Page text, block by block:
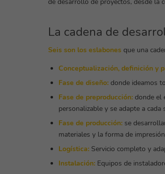
La cadena de
Seis son los eslabonesque una
Conceptualización, definición y
Fase de diseño:donde ideamos
Fase de preproducción:donde el
personalizable y se adapte a cada
Fase de producción:se
materiales y la forma de
Logística:Servicio completo y
Instalación:Equipos de